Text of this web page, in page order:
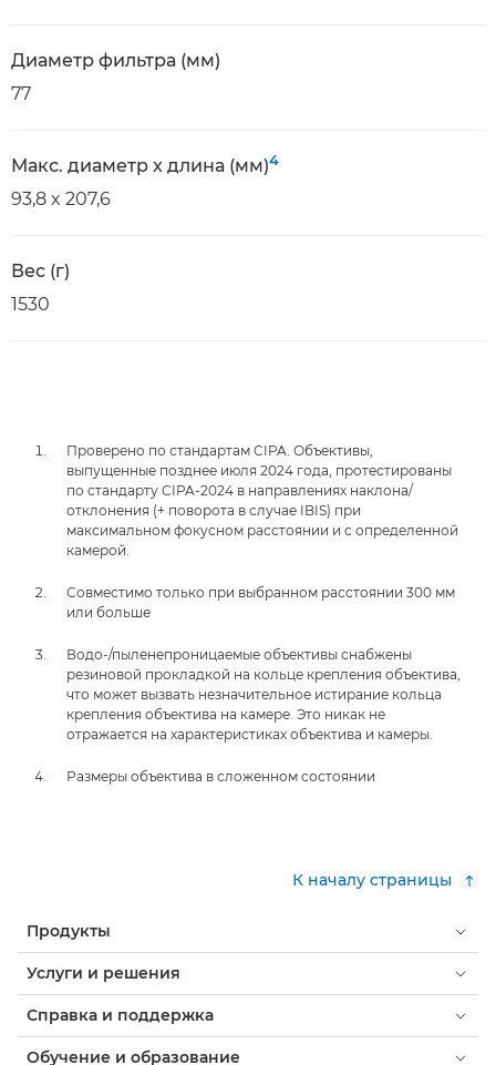
Диаметр фильтра (мм)
77
Макс. диаметр x длина (мм)4
93,8 x 207,6
Вес (г)
1530
Проверено по стандартам CIPA. Объективы,
выпущенные позднее июля 2024 года, протестированы
по стандарту CIPA-2024 в направлениях наклона/
отклонения (+ поворота в случае IBIS) при
максимальном фокусном расстоянии и с определенной
камерой.
Совместимо только при выбранном расстоянии 300 мм
или больше
Водо-/пыленепроницаемые объективы снабжены
резиновой прокладкой на кольце крепления объектива,
что может вызвать незначительное истирание кольца
крепления объектива на камере. Это никак не
отражается на характеристиках объектива и камеры.
Размеры объектива в сложенном состоянии
К началу страницы
Продукты
Услуги и решения
Справка и поддержка
Обучение и образование